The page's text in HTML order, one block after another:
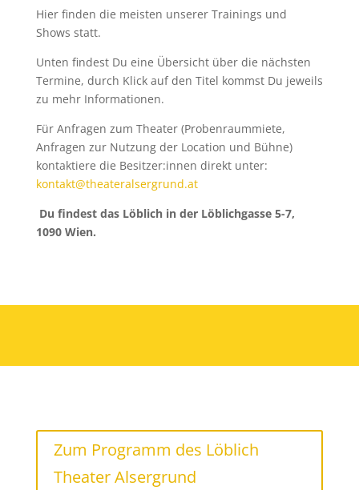
Hier finden die meisten unserer Trainings und
Shows statt.
Unten findest Du eine Übersicht über die nächsten
Termine, durch Klick auf den Titel kommst Du jeweils
zu mehr Informationen.
Für Anfragen zum Theater (Probenraummiete,
Anfragen zur Nutzung der Location und Bühne)
kontaktiere die Besitzer:innen direkt unter:
kontakt@theateralsergrund.at
Du findest das Löblich in der Löblichgasse 5-7,
1090 Wien.
Zum Programm des Löblich
Theater Alsergrund